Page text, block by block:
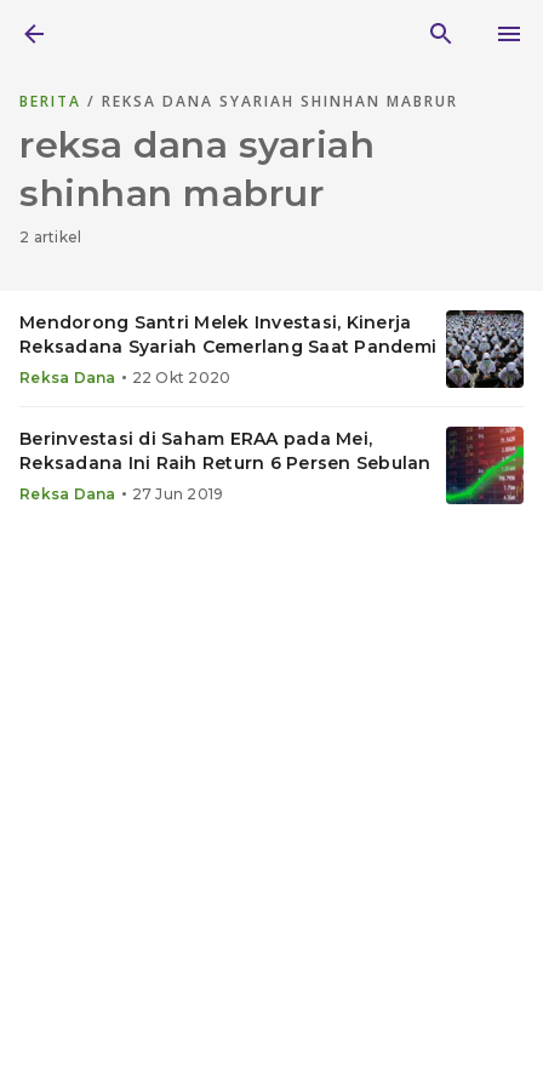
BERITA / REKSA DANA SYARIAH SHINHAN MABRUR
reksa dana syariah
shinhan mabrur
2 artikel
Mendorong Santri Melek Investasi, Kinerja
Reksadana Syariah Cemerlang Saat Pandemi
Reksa Dana • 22 Okt 2020
Berinvestasi di Saham ERAA pada Mei,
Reksadana Ini Raih Return 6 Persen Sebulan
Reksa Dana • 27 Jun 2019